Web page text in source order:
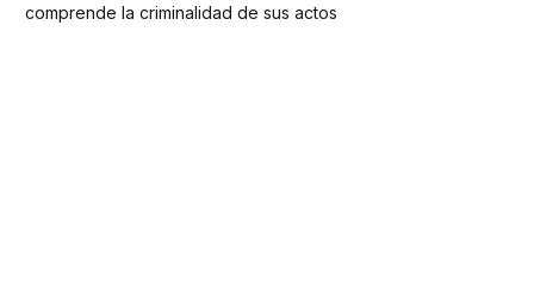
comprende la criminalidad de sus actos